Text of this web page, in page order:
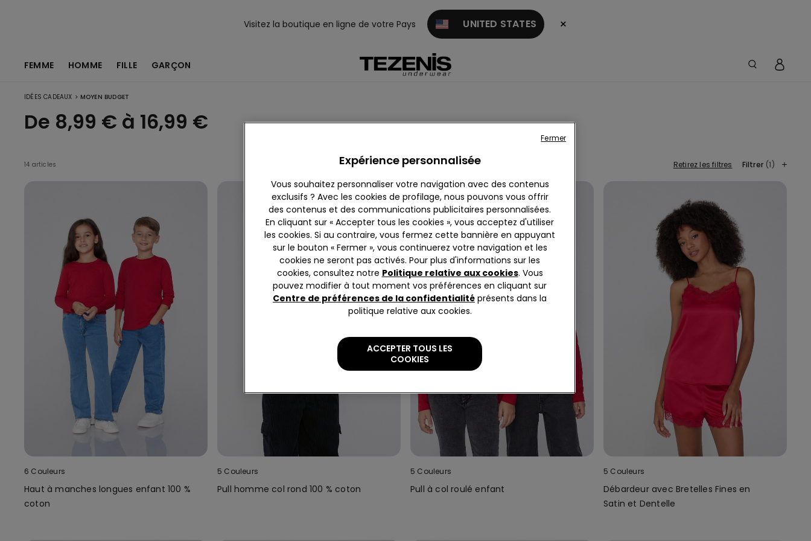
Visitez la boutique en ligne de votre Pays UNITED STATES ×
FEMME HOMME FILLE GARÇON
IDÉES CADEAUX > MOYEN BUDGET
De 8,99 € à 16,99 €
14 articles Retirez les filtres Filtrer (1)
6 Couleurs
Haut à manches longues enfant 100 %
coton
5 Couleurs
Pull homme col rond 100 % coton
5 Couleurs
Pull à col roulé enfant
5 Couleurs
Débardeur avec Bretelles Fines en
Satin et Dentelle
Expérience personnalisée
Vous souhaitez personnaliser votre navigation avec des contenus
exclusifs ? Avec les cookies de profilage, nous pouvons vous offrir
des contenus et des communications publicitaires personnalisées.
En cliquant sur « Accepter tous les cookies », vous acceptez d'utiliser
les cookies. Si au contraire, vous fermez cette bannière en appuyant
sur le bouton « Fermer », vous continuerez votre navigation et les
cookies ne seront pas activés. Pour plus d'informations sur les
cookies, consultez notre Politique relative aux cookies. Vous
pouvez modifier à tout moment vos préférences en cliquant sur
Centre de préférences de la confidentialité présents dans la
politique relative aux cookies.
ACCEPTER TOUS LES
COOKIES
Fermer